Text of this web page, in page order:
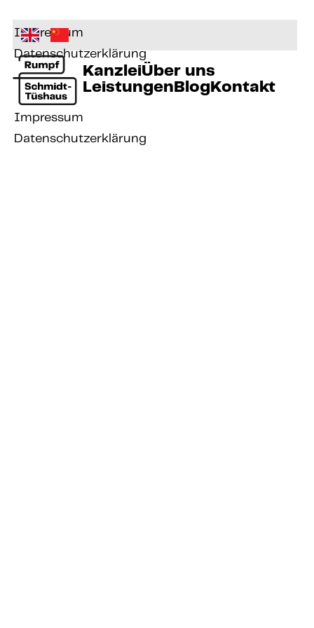
KanzleiÜber uns
Leistungen Blog Kontakt
Impressum
Datenschutzerklärung
Impressum
Datenschutzerklärung